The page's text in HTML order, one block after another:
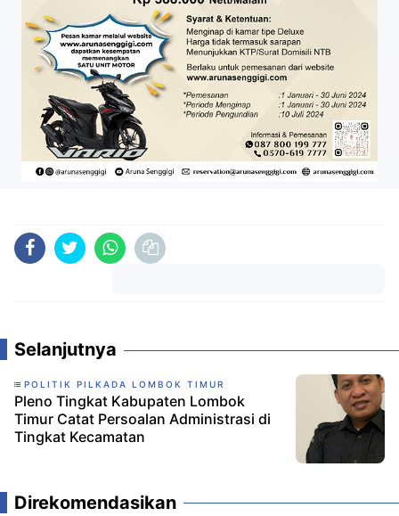
Selanjutnya
POLITIK PILKADA LOMBOK TIMUR
Pleno Tingkat Kabupaten Lombok
Timur Catat Persoalan Administrasi di
Tingkat Kecamatan
Direkomendasikan